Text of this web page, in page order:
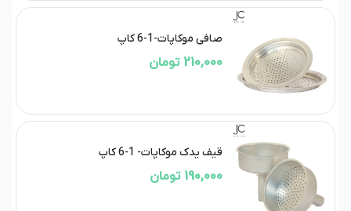
صافی موکاپات-1-6 کاپ
210,000 تومان
قیف یدک موکاپات- 1-6 کاپ
190,000 تومان